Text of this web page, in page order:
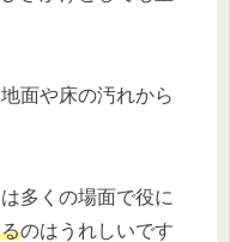
面や床の汚れから
多くの場面で役に
のはうれしいです